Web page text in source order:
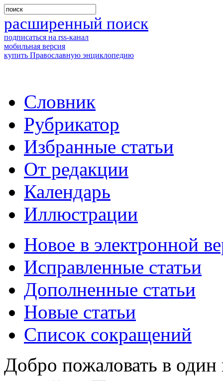
расширенный поиск
подписаться на rss-канал
мобильная версия
купить Православную энциклопедию
Словник
Рубрикатор
Избранные статьи
От редакции
Календарь
Иллюстрации
Новое в электронной
Исправленные статьи
Дополненные статьи
Новые статьи
Список сокращений
Добро пожаловать в